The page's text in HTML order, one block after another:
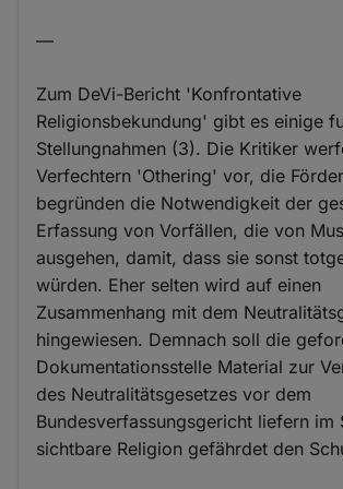
—
Zum DeVi-Bericht 'Konfrontative
Religionsbekundung' gibt es einige
Stellungnahmen (3). Die Kritiker
Verfechtern 'Othering' vor, die
begründen die Notwendigkeit der
Erfassung von Vorfällen, die von
ausgehen, damit, dass sie sonst
würden. Eher selten wird auf einen
Zusammenhang mit dem
hingewiesen. Demnach soll die
Dokumentationsstelle Material zur
des Neutralitätsgesetzes vor dem
Bundesverfassungsgericht liefern im
sichtbare Religion gefährdet den